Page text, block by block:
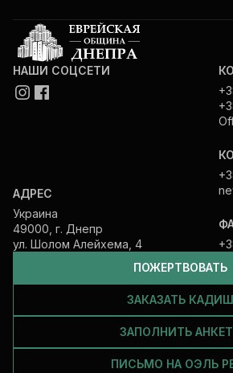
ПОЖЕРТВОВАТЬ
ЗАКАЗАТЬ КАДИШ
ЗАПОЛНИТЬ
ПИСЬМО НА ОЭЛЬ
НАШИ СОЦСЕТИ
АДРЕС
Украина
49000, г. Днепр
ул. Шолом Алейхема, 4